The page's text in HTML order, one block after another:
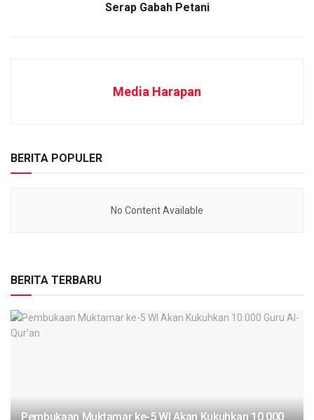
Serap Gabah Petani
Media Harapan
BERITA POPULER
No Content Available
BERITA TERBARU
Pembukaan Muktamar ke-5 WI Akan Kukuhkan 10.000